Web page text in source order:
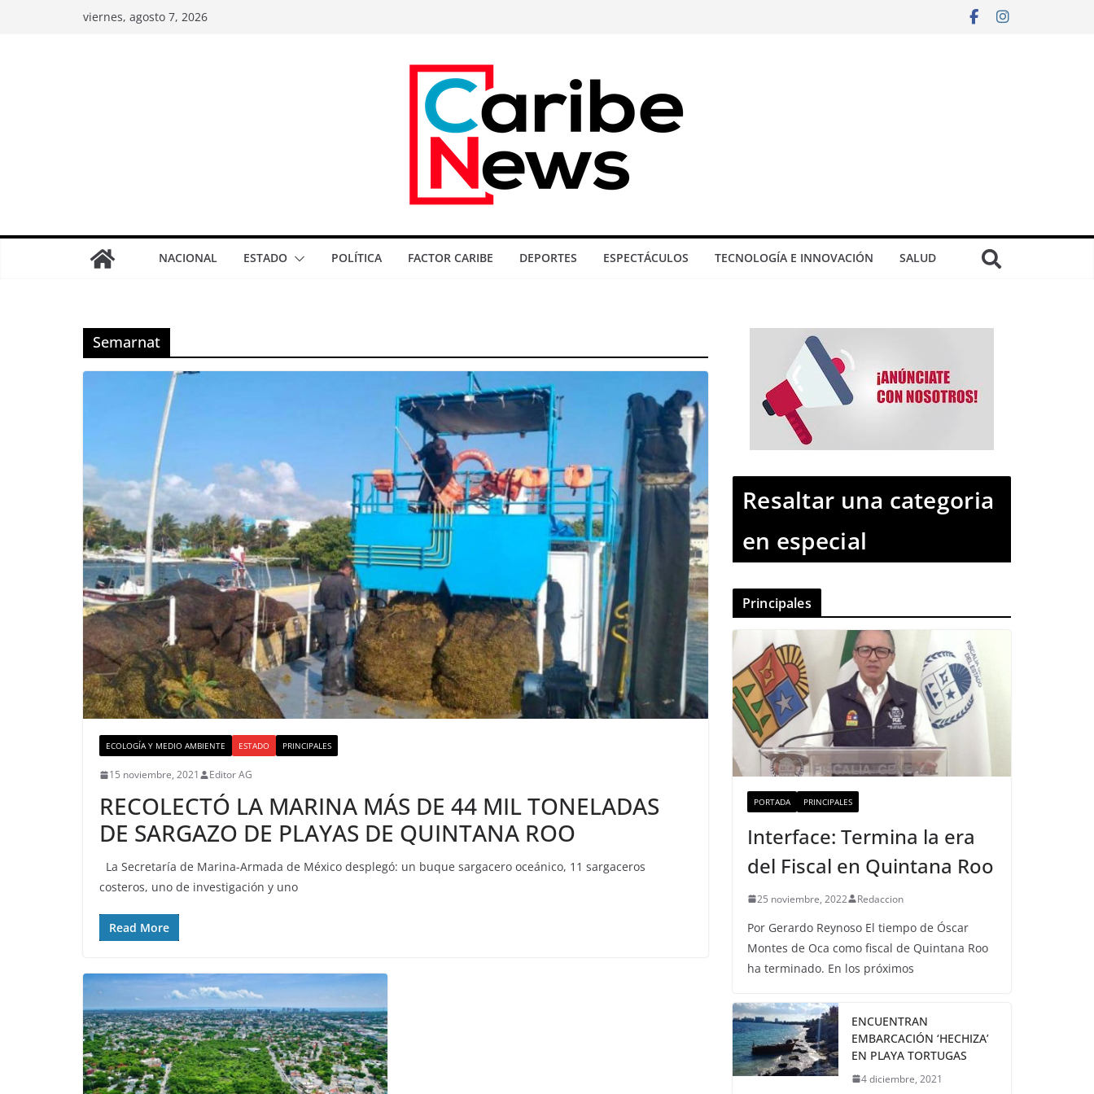
viernes, agosto 7, 2026
NACIONAL ESTADO POLÍTICA FACTOR CARIBE DEPORTES ESPECTÁCULOS TECNOLOGÍA E INNOVACIÓN SALUD
Semarnat
ECOLOGÍA Y MEDIO AMBIENTE ESTADO PRINCIPALES
15 noviembre, 2021 Editor AG
RECOLECTÓ LA MARINA MÁS DE 44 MIL TONELADAS
DE SARGAZO DE PLAYAS DE QUINTANA ROO
La Secretaría de Marina-Armada de México desplegó: un buque sargacero oceánico, 11 sargaceros
costeros, uno de investigación y uno
Read More
Resaltar una categoria
en especial
Principales
PORTADA PRINCIPALES
Interface: Termina la era
del Fiscal en Quintana Roo
25 noviembre, 2022 Redaccion
Por Gerardo Reynoso El tiempo de Óscar
Montes de Oca como fiscal de Quintana Roo
ha terminado. En los próximos
ENCUENTRAN
EMBARCACIÓN ‘HECHIZA’
EN PLAYA TORTUGAS
4 diciembre, 2021